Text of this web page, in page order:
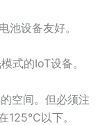
设备友好。
式的IoT设备。
空间。但必须注
125℃以下。